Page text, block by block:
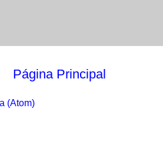
Página Principal
(Atom)